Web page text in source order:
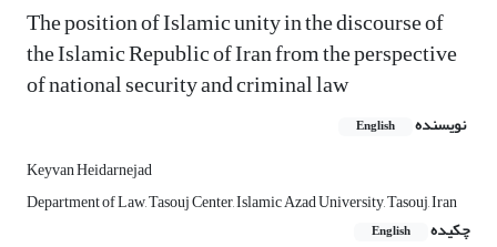
The position of Islamic unity in the discourse of
the Islamic Republic of Iran from the perspective
of national security and criminal law
نویسنده English
Keyvan Heidarnejad
Department of Law, Tasouj Center, Islamic Azad University, Tasouj, Iran
چکیده
English